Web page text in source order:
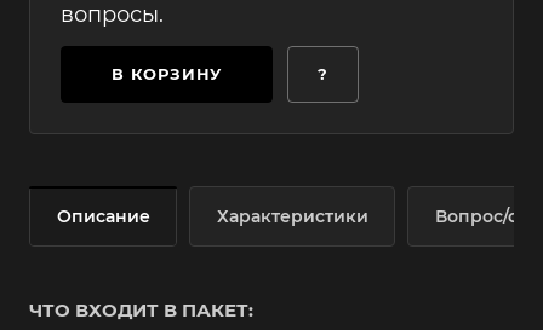
вопросы.
В КОРЗИНУ ?
Описание Характеристики Вопрос/
ЧТО ВХОДИТ В ПАКЕТ: